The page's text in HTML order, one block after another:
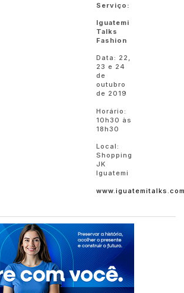
Serviço:
Iguatemi
Talks
Fashion
Data: 22,
23 e 24
de
outubro
de 2019
Horário:
10h30 às
18h30
Local:
Shopping
JK
Iguatemi